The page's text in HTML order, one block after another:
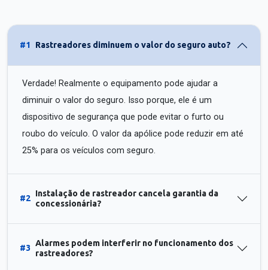
#1 Rastreadores diminuem o valor do seguro auto?
Verdade! Realmente o equipamento pode ajudar a
diminuir o valor do seguro. Isso porque, ele é um
dispositivo de segurança que pode evitar o furto ou
roubo do veículo. O valor da apólice pode reduzir em até
25% para os veículos com seguro.
#2
Instalação de rastreador cancela garantia da
concessionária?
#3
Alarmes podem interferir no funcionamento dos
rastreadores?